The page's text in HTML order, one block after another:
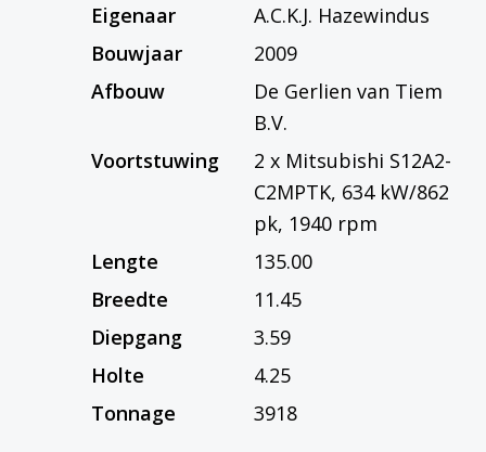
Eigenaar
A.C.K.J. Hazewindus
Bouwjaar
2009
Afbouw
De Gerlien van Tiem
B.V.
Voortstuwing
2 x Mitsubishi S12A2-
C2MPTK, 634 kW/862
pk, 1940 rpm
Lengte
135.00
Breedte
11.45
Diepgang
3.59
Holte
4.25
Tonnage
3918